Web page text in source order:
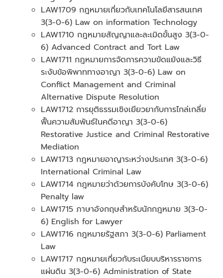
LAW1709 กฎหมายเกี่ยวกับเทคโนโลยีสารสนเทศ
3(3-0-6) Law on information Technology
LAW1710 กฎหมายสัญญาและละเมิดขั้นสูง 3(3-0-
6) Advanced Contract and Tort Law
LAW1711 กฎหมายการจัดการความขัดแย้งและวิธี
ระงับข้อพิพาททางอาญา 3(3-0-6) Law on
Conflict Management and Criminal
Alternative Dispute Resolution
LAW1712 การยุติธรรมเชิงเยียวยากับการไกล่เกลี่ย
ฟื้นความสัมพันธ์ในคดีอาญา 3(3-0-6)
Restorative Justice and Criminal Restorative
Mediation
LAW1713 กฎหมายอาญาระหว่างประเทศ 3(3-0-6)
International Criminal Law
LAW1714 กฎหมายว่าด้วยการบังคับโทษ 3(3-0-6)
Penalty law
LAW1715 ภาษาอังกฤษสำหรับนักกฎหมาย 3(3-0-
6) English for Lawyer
LAW1716 กฎหมายรัฐสภา 3(3-0-6) Parliament
Law
LAW1717 กฎหมายเกี่ยวกับระเบียบบริหารราชการ
แผ่นดิน 3(3-0-6) Administration of State